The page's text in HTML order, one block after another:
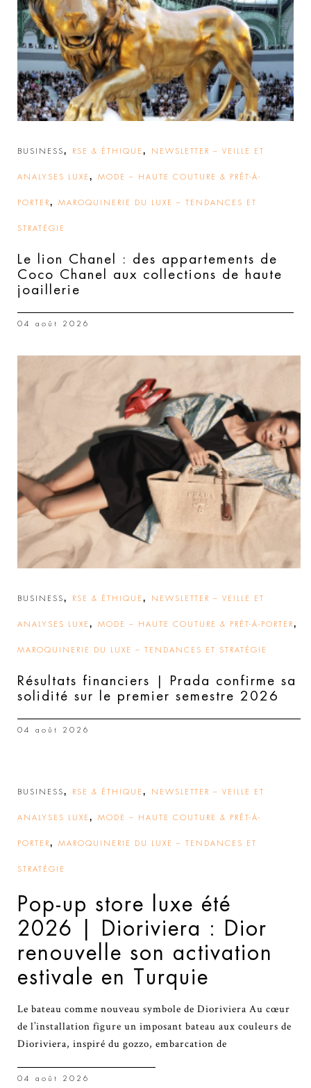
BUSINESS, RSE & ÉTHIQUE , NEWSLETTER – VEILLE ET
ANALYSES LUXE , MODE – HAUTE COUTURE & PRÊT-À-
PORTER, MAROQUINERIE DU LUXE – TENDANCES ET
STRATÉGIE
Le lion Chanel : des appartements de
Coco Chanel aux collections de haute
joaillerie
04 août 2026
BUSINESS, RSE & ÉTHIQUE , NEWSLETTER – VEILLE ET
ANALYSES LUXE , MODE – HAUTE COUTURE & PRÊT-À-PORTER,
MAROQUINERIE DU LUXE – TENDANCES ET STRATÉGIE
Résultats financiers | Prada confirme sa
solidité sur le premier semestre 2026
04 août 2026
BUSINESS, RSE & ÉTHIQUE , NEWSLETTER – VEILLE ET
ANALYSES LUXE , MODE – HAUTE COUTURE & PRÊT-À-
PORTER, MAROQUINERIE DU LUXE – TENDANCES ET
STRATÉGIE
Pop-up store luxe été
2026 | Dioriviera : Dior
renouvelle son activation
estivale en Turquie
Le bateau comme nouveau symbole de Dioriviera Au cœur
de l’installation figure un imposant bateau aux couleurs de
Dioriviera, inspiré du gozzo, embarcation de
04 août 2026